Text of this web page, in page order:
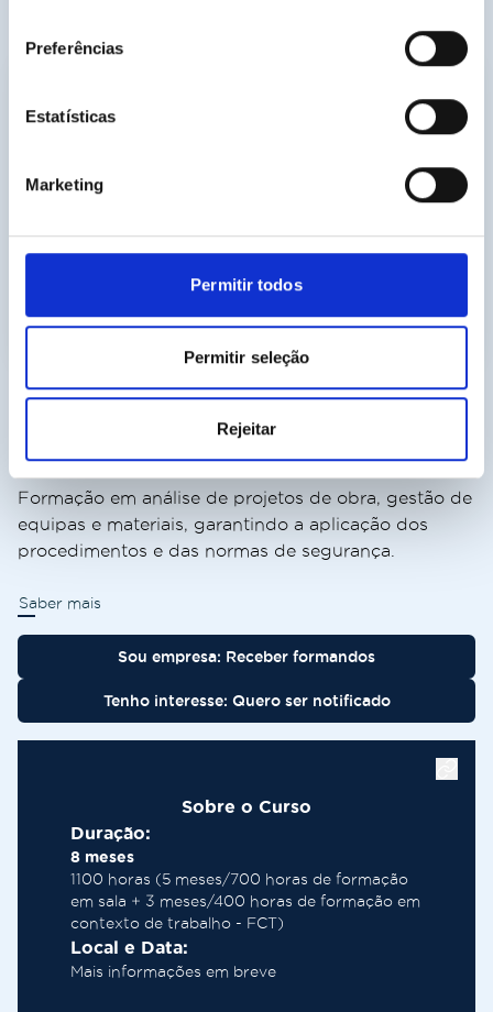
Preferências
Estatísticas
Marketing
Permitir todos
Permitir seleção
Rejeitar
Formação para
Formação em análise de projetos de obra, gestão de
equipas e materiais, garantindo a aplicação dos
procedimentos e das normas de segurança.
Saber mais
Sou empresa: Receber formandos
Tenho interesse: Quero ser notificado
Sobre o Curso
Duração:
8 meses
1100 horas (5 meses/700 horas de formação
em sala + 3 meses/400 horas de formação em
contexto de trabalho - FCT)
Local e Data:
Mais informações em breve